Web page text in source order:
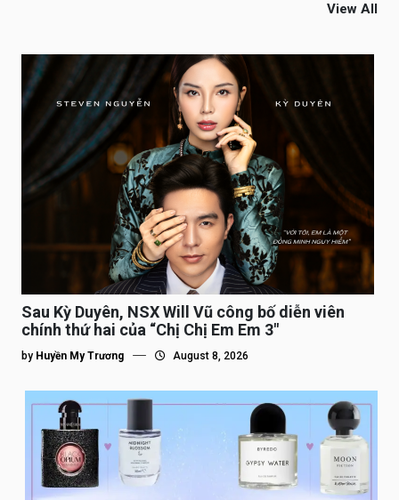
View All
Sau Kỳ Duyên, NSX Will Vũ công bố diễn viên
chính thứ hai của “Chị Chị Em Em 3″
by Huyền My Trương August 8, 2026